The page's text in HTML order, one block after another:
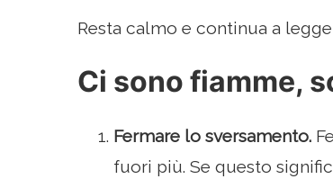
Resta calmo e continua a
Ci sono fiamme,
Fermare lo sversamento.
fuori più. Se questo